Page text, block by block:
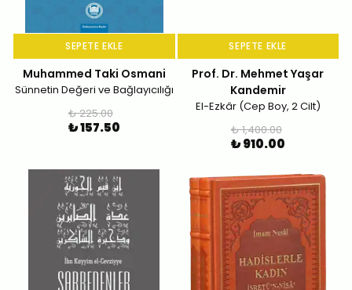
SEPETE EKLE
Muhammed Taki Osmani
Sünnetin Değeri ve Bağlayıcılığı
₺ 225.00
₺ 157.50
SEPETE EKLE
Prof. Dr. Mehmet Yaşar
Kandemir
El-Ezkâr (Cep Boy, 2 Cilt)
₺ 1,400.00
₺ 910.00